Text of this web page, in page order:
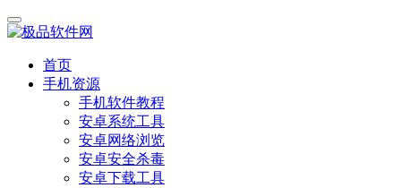
首页
手机资源
手机软件教程
安卓系统工具
安卓网络浏览
安卓安全杀毒
安卓下载工具